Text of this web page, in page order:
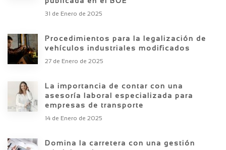
31 de Enero de 2025
Procedimientos para la legalización de
vehículos industriales modificados
27 de Enero de 2025
La importancia de contar con una
asesoría laboral especializada para
empresas de transporte
14 de Enero de 2025
Domina la carretera con una gestión